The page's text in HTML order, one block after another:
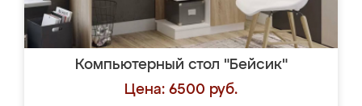
Компьютерный стол "Бейсик"
Цена: 6500 руб.